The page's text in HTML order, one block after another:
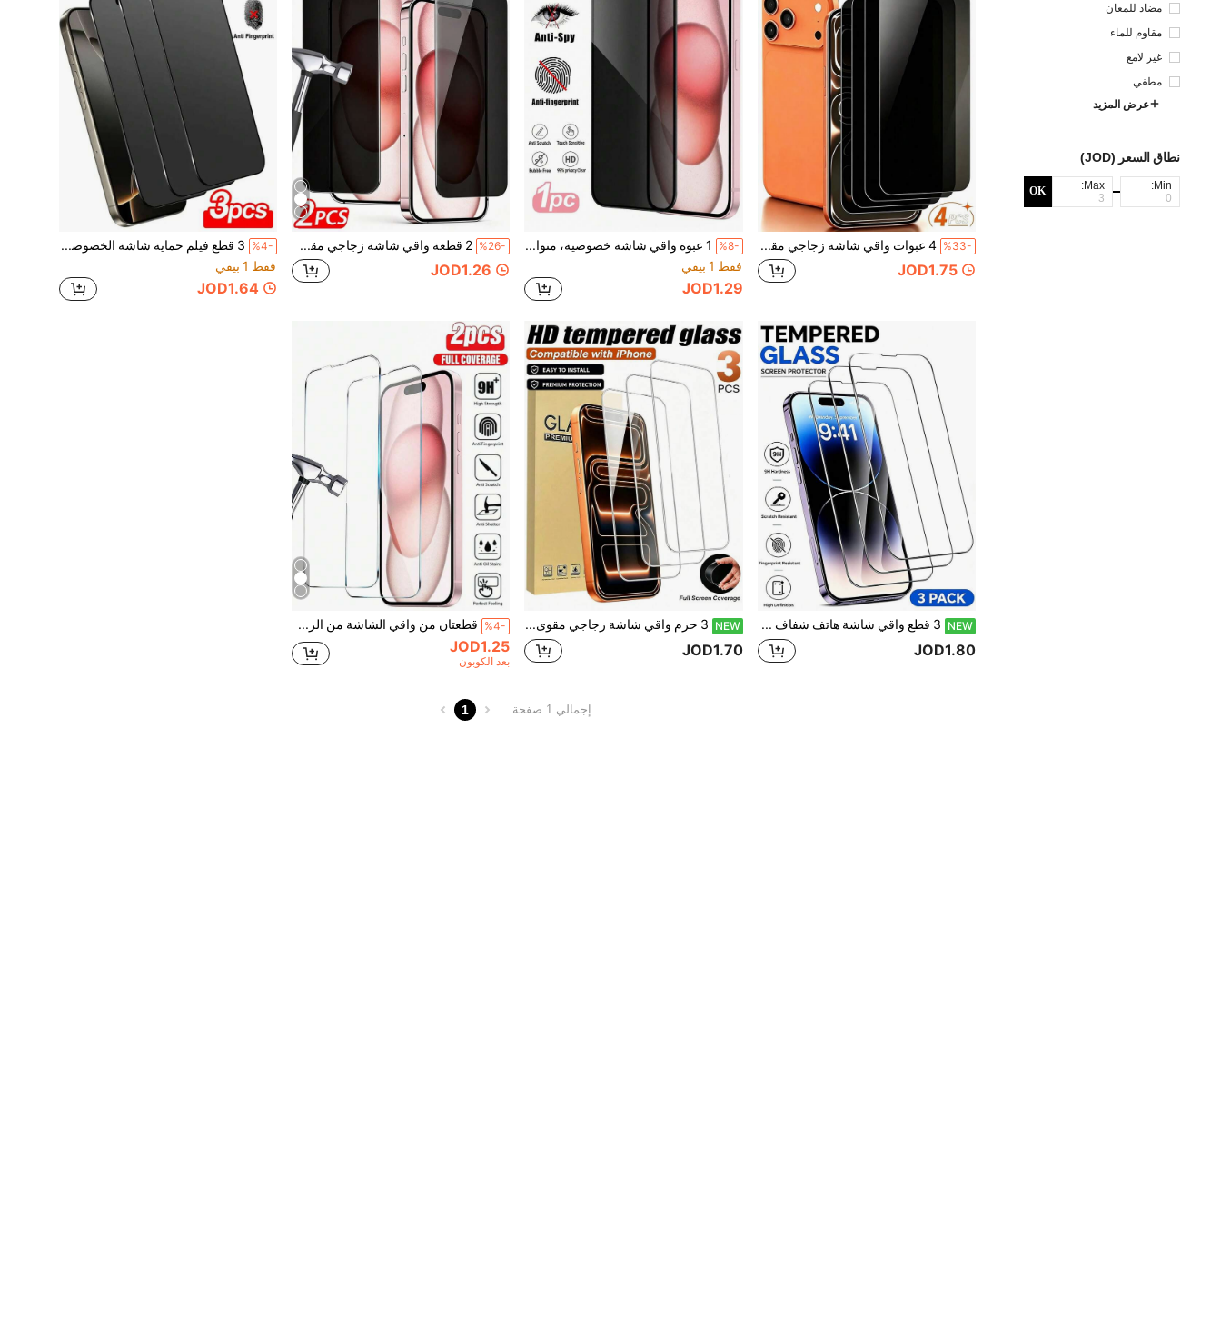
مضاد للمعان
مقاوم للماء
غير لامع
مطفي
عرض المزيد
نطاق السعر (JOD)
Min:
Max:
OK
%33- 4 عبوات واقي شاشة زجاجي مقسى للخصوصية، صلابة 9H مضاد للبصمات، خالي من الفقاعات، متوافق مع الأغطية، إكسسوار هاتف عملي، متوافق مع آيفون 17 برو ماكس / 17 إير / 17 برو / 17 / 16 برو ماكس / 16 برو / 16 بلس / 16 / 15 برو ماكس / 15 برو / 15 / 14 برو ماكس / 14 برو / 14 / 13 برو ماكس / 13 برو / 13 / 12 برو ماكس / 12 برو / 12 / 11 برو ماكس / 11 برو / 11
JOD1.75
%8-
1 عبوة واقي شاشة خصوصية، متوافق مع iPhone 17 Pro Max، ملحق خصوصية مضاد للتجسس، فيلم مضاد للوهج ومضاد للبصمات، صديق للغطاء، سهل التركيب، خالي من الفقاعات، ناعم متوافق مع iPhone 17 Pro Max/17 Pro/17 Air/16/15/14 Plus/13 Mini/12/11 Series
فقط 1 بيقي
JOD1.29
%26- 2 قطعة واقي شاشة زجاجي مقسى للخصوصية 17 Pro Max، حماية من السقوط بدرجة عسكرية، صلابة 9H، واقي شاشة للخصوصية، متوافق مع 17pro/17e/16promax/16pro/16plus/16/16e/15promax/15pro/15plus/15/14/13/12/11، تركيب سريع وسهل، متوافق مع تصميم حافظة الهاتف، ضروري للحياة اليومية والمكتب
JOD1.26
%4-
3 قطع فيلم حماية شاشة الخصوصية غير اللامع، متوافق مع IPhone 17 Pro Max | مصنوع من فيلم ناعم (ليس زجاج مقسى/فيلم سيراميك)، مقاوم للكسر وامتصاص الصدمات | وظيفة الخصوصية تضمن أن محتوى الشاشة مرئي فقط من الأمام، أساسيات حماية الشاشة، قابل للتطبيق في الحماية اليومية والمكتب والمنزل، حماية شاشة الهاتف، اكسسوارات الهاتف، مضاد للتجسس
فقط 1 بيقي
JOD1.64
NEW 3 قطع واقي شاشة هاتف شفاف عالي الدقة، واقي شاشة من الزجاج المقسى عالي الصلابة والمتانة، مادة زجاجية ذات استقرار فيزيائي ممتاز، استخدام طويل الأمد بدون اصفرار أو تشقق، هيكل موثوق. طبقة معززة مقاومة للخدش والتآكل، مقاومة لوضع الهاتف اليومي على المكتب والاحتكاك في الحقيبة، من غير المرجح أن تظهر خدوش دقيقة.
JOD1.80
NEW 3 حزم واقي شاشة زجاجي مقوى، وضوح عالي الدقة مقاوم للكسر ومقاوم للبصمات ومقاوم للخدش ومقاوم للتآكل، زجاج فاخر، متوافق مع سلسلة آيفون 17/16/15/14/13/12/11 برو ماكس/برو/إير/بلس
JOD1.70
%4- قطعتان من واقي الشاشة من الزجاج المقسى عالي الجودة والمتين، متوافق مع هواتف آيفون 17/17برو/17إير/17برو ماكس، 16/16برو/16بلس/16برو ماكس، 15/15بلس/15برو/15برو ماكس، 14/14بلس/14برو/14برو ماكس، 13 ميني/13/13برو/13برو ماكس، 12 ميني/12/12برو/12برو ماكس، 11/11برو/11برو ماكس. مقاوم للخدش، مضاد للسقوط، مضاد للبصمات، صلابة 9H، سهل التركيب.
JOD1.25
بعد الكوبون
إجمالي 1 صفحة 1